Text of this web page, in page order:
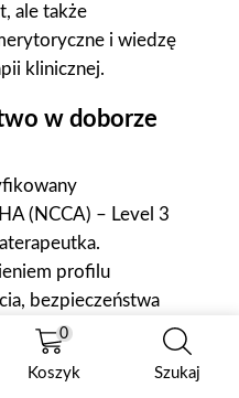
ale także
i wiedzę
klinicznej.
w doborze
(NCCA) – Level 3
profilu
bezpieczeństwa
zapachowych. Jeśli
się z nami –
do
0
Koszyk Szukaj